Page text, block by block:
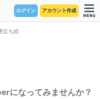
ログイン アカウント作成
立ち絵
になってみませんか？